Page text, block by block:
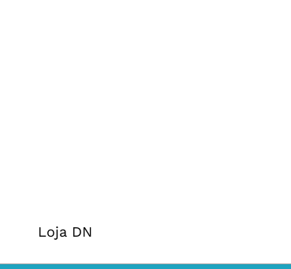
Loja DN